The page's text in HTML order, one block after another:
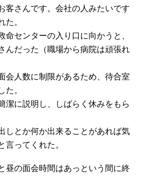
客さんです。会社の人みたいです
た。
命センターの入り口に向かうと、
んだった（職場から病院は頑張れ
会人数に制限があるため、待合室
た。
潔に説明し、しばらく休みをもら
しとか何か出来ることがあれば気
言ってくれた。
昼の面会時間はあっという間に終